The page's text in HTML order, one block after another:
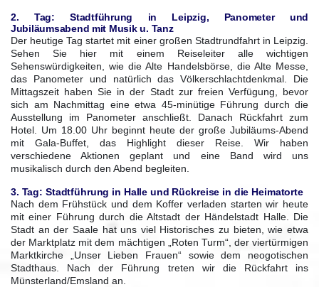
2. Tag: Stadtführung in Leipzig, Panometer und
Jubiläumsabend mit Musik u. Tanz
Der heutige Tag startet mit einer großen Stadtrundfahrt in Leipzig.
Sehen Sie hier mit einem Reiseleiter alle wichtigen
Sehenswürdigkeiten, wie die Alte Handelsbörse, die Alte Messe,
das Panometer und natürlich das Völkerschlachtdenkmal. Die
Mittagszeit haben Sie in der Stadt zur freien Verfügung, bevor
sich am Nachmittag eine etwa 45-minütige Führung durch die
Ausstellung im Panometer anschließt. Danach Rückfahrt zum
Hotel. Um 18.00 Uhr beginnt heute der große Jubiläums-Abend
mit Gala-Buffet, das Highlight dieser Reise. Wir haben
verschiedene Aktionen geplant und eine Band wird uns
musikalisch durch den Abend begleiten.
3. Tag: Stadtführung in Halle und Rückreise in die Heimatorte
Nach dem Frühstück und dem Koffer verladen starten wir heute
mit einer Führung durch die Altstadt der Händelstadt Halle. Die
Stadt an der Saale hat uns viel Historisches zu bieten, wie etwa
der Marktplatz mit dem mächtigen „Roten Turm“, der viertürmigen
Marktkirche „Unser Lieben Frauen“ sowie dem neogotischen
Stadthaus. Nach der Führung treten wir die Rückfahrt ins
Münsterland/Emsland an.